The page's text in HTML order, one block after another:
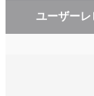
ユーザーレ